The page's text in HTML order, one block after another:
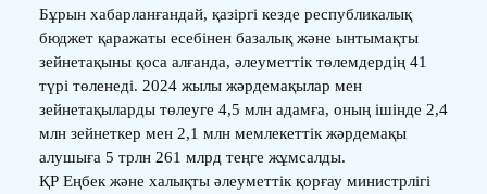
Бұрын хабарланғандай, қазіргі кезде республикалық
бюджет қаражаты есебінен базалық және ынтымақты
зейнетақыны қоса алғанда, әлеуметтік төлемдердің 41
түрі төленеді. 2024 жылы жәрдемақылар мен
зейнетақыларды төлеуге 4,5 млн адамға, оның ішінде 2,4
млн зейнеткер мен 2,1 млн мемлекеттік жәрдемақы
алушыға 5 трлн 261 млрд теңге жұмсалды.
ҚР Еңбек және халықты әлеуметтік қорғау министрлігі